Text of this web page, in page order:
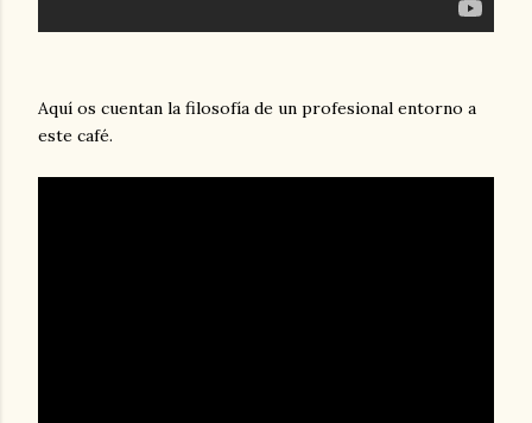
Aquí os cuentan la filosofía de un profesional entorno a
este café.